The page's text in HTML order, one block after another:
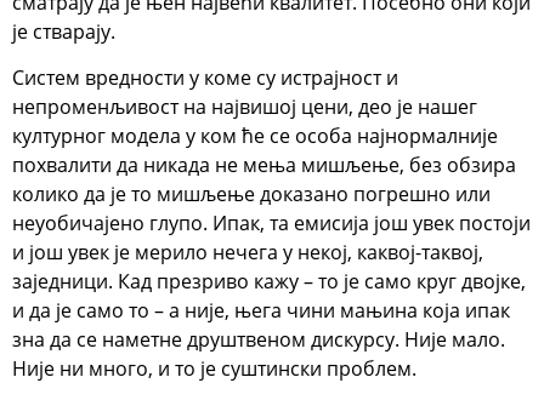
је стварају.
Систем вредности у коме су истрајност и
непроменљивост на највишој цени, део је нашег
културног модела у ком ће се особа најнормалније
похвалити да никада не мења мишљење, без обзира
колико да је то мишљење доказано погрешно или
неуобичајено глупо. Ипак, та емисија још увек постоји
и још увек је мерило нечега у некој, каквој-таквој,
заједници. Кад презриво кажу – то је само круг двојке,
и да је само то – а није, њега чини мањина која ипак
зна да се наметне друштвеном дискурсу. Није мало.
Није ни много, и то је суштински проблем.